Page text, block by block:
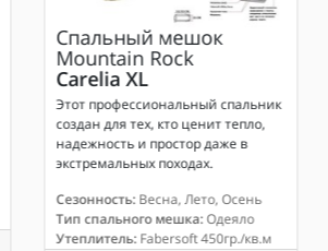
Спальный мешок
Mountain Rock
Carelia XL
Этот профессиональный спальник
создан для тех, кто ценит тепло,
надежность и простор даже в
экстремальных походах.
Сезонность:Весна, Лето, Осень
Тип спального мешка:Одеяло
Утеплитель:Fabersoft 450гр./кв.м